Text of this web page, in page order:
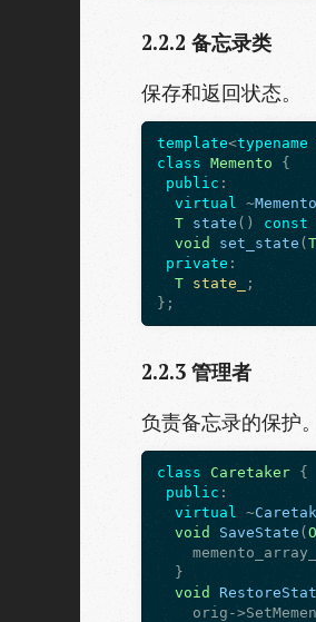
2.2.2 备忘录类
保存和返回状态。
template<typename
class Memento {
public :
virtual ~Memento
T state () const
void
set_state ( T
private :
T state_
;
2.2.3 管理者
负责备忘录的保护
class Caretaker {
public :
virtual
~
void
SaveState (
  }
void
orig-